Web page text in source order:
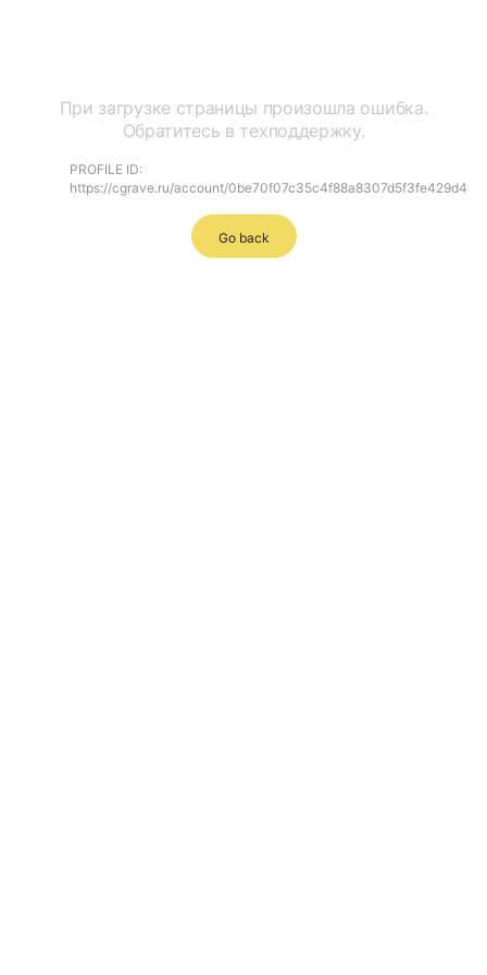
При загрузке страницы произошла ошибка.
Обратитесь в техподдержку.
PROFILE ID:
https://cgrave.ru/account/0be70f07c35c4f88a8307d5f3fe429d4
Go back